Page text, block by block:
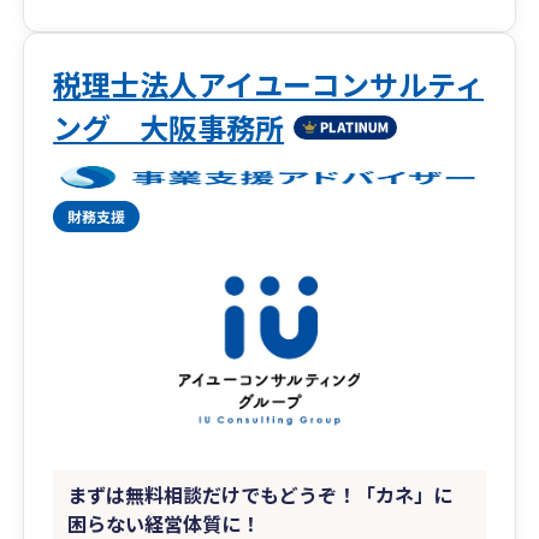
士、土地家屋調査士などの各スペシャリストと提
携。どんな経営課題も、私たちがハブとなり解決
の出口まで導きます。
創業40年超、1,000件以上の実績。資金繰りの安
用から始めてみませんか？
相続税の専用サイトが新たにできました
相続税でお困りの事がありましたら、こちらをご
https://chaos-tax.mediamaker06.site/
税理士法人アイユーコンサルティ
ング 大阪事務所
まずは無料相談だけでもどうぞ！「カネ」に
困らない経営体質に！